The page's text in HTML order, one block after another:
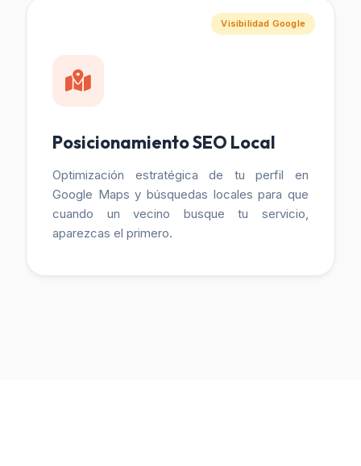
Visibilidad Google
Posicionamiento SEO Local
Optimización estratégica de tu perfil en
Google Maps y búsquedas locales para que
cuando un vecino busque tu servicio,
aparezcas el primero.